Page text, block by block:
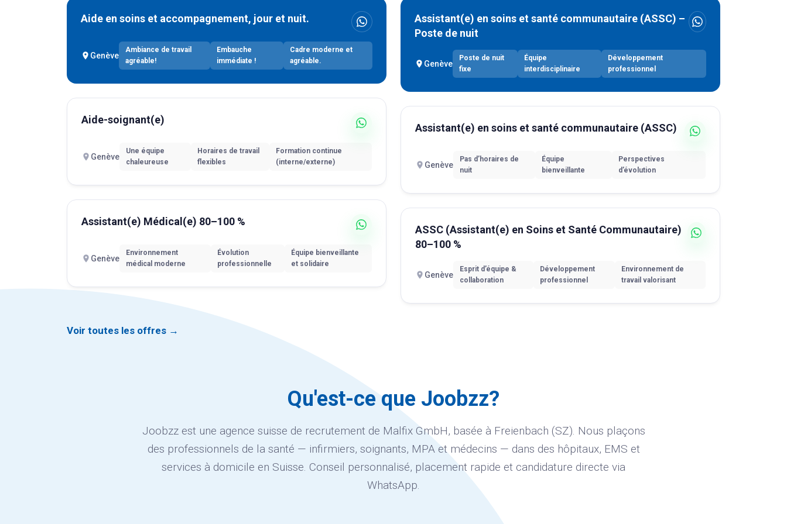
Aide en soins et accompagnement, jour et nuit.
Genève
Ambiance de travail
agréable!
Embauche
immédiate !
Cadre moderne et
agréable.
Aide-soignant(e)
Genève
Une équipe
chaleureuse
Horaires de travail
flexibles
Formation continue
(interne/externe)
Assistant(e) Médical(e) 80–100 %
Genève
Environnement
médical moderne
Évolution
professionnelle
Équipe bienveillante
et solidaire
Assistant(e) en soins et santé communautaire (ASSC) –
Poste de nuit
Genève
Poste de nuit
fixe
Équipe
interdisciplinaire
Développement
professionnel
Assistant(e) en soins et santé communautaire (ASSC)
Genève
Pas d’horaires de
nuit
Équipe
bienveillante
Perspectives
d’évolution
ASSC (Assistant(e) en Soins et Santé Communautaire)
80–100 %
Genève
Esprit d’équipe &
collaboration
Développement
professionnel
Environnement de
travail valorisant
Voir toutes les offres →
Qu'est-ce que Joobzz?
Joobzz est une agence suisse de recrutement de Malfix GmbH, basée à Freienbach (SZ). Nous plaçons
des professionnels de la santé — infirmiers, soignants, MPA et médecins — dans des hôpitaux, EMS et
services à domicile en Suisse. Conseil personnalisé, placement rapide et candidature directe via
WhatsApp.